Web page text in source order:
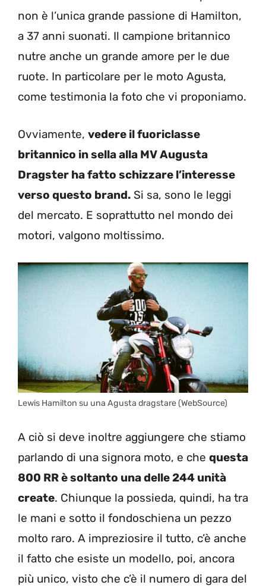
non è l’unica grande passione di Hamilton,
a 37 anni suonati. Il campione britannico
nutre anche un grande amore per le due
ruote. In particolare per le moto Agusta,
come testimonia la foto che vi proponiamo.
Ovviamente, vedere il fuoriclasse
britannico in sella alla MV Augusta
Dragster ha fatto schizzare l’interesse
verso questo brand. Si sa, sono le leggi
del mercato. E soprattutto nel mondo dei
motori, valgono moltissimo.
Lewis Hamilton su una Agusta dragstare (WebSource)
A ciò si deve inoltre aggiungere che stiamo
parlando di una signora moto, e che questa
800 RR è soltanto una delle 244 unità
create. Chiunque la possieda, quindi, ha tra
le mani e sotto il fondoschiena un pezzo
molto raro. A impreziosire il tutto, c’è anche
il fatto che esiste un modello, poi, ancora
più unico, visto che c’è il numero di gara del